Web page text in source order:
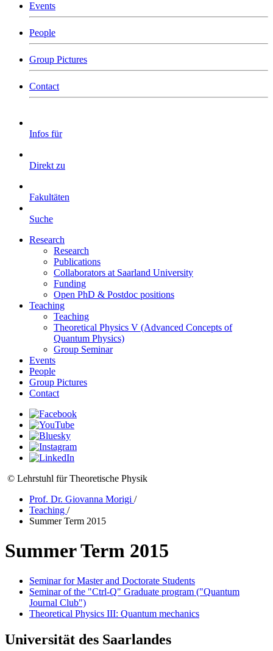
Events
People
Group Pictures
Contact
Infos für
Direkt zu
Fakultäten
Suche
Research
Research
Publications
Collaborators at Saarland University
Funding
Open PhD & Postdoc positions
Teaching
Teaching
Theoretical Physics V (Advanced Concepts of
Quantum Physics)
Group Seminar
Events
People
Group Pictures
Contact
© Lehrstuhl für Theoretische Physik
Prof. Dr. Giovanna Morigi /
Teaching /
Summer Term 2015
Summer Term 2015
Seminar for Master and Doctorate Students
Seminar of the "Ctrl-Q" Graduate program ("Quantum
Journal Club")
Theoretical Physics III: Quantum mechanics
Universität des Saarlandes